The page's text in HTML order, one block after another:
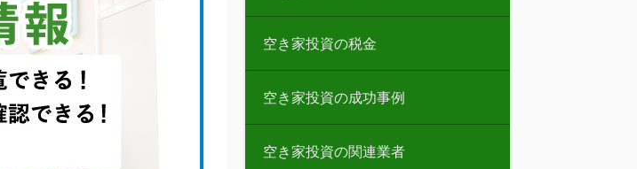
空き家投資の税金
空き家投資の成功事例
空き家投資の関連業者